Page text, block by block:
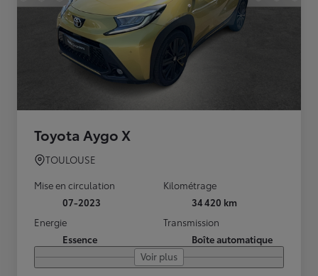
Toyota Aygo X
TOULOUSE
Mise en circulation
07-2023
Kilométrage
34 420 km
Energie
Essence
Transmission
Boîte automatique
Voir plus